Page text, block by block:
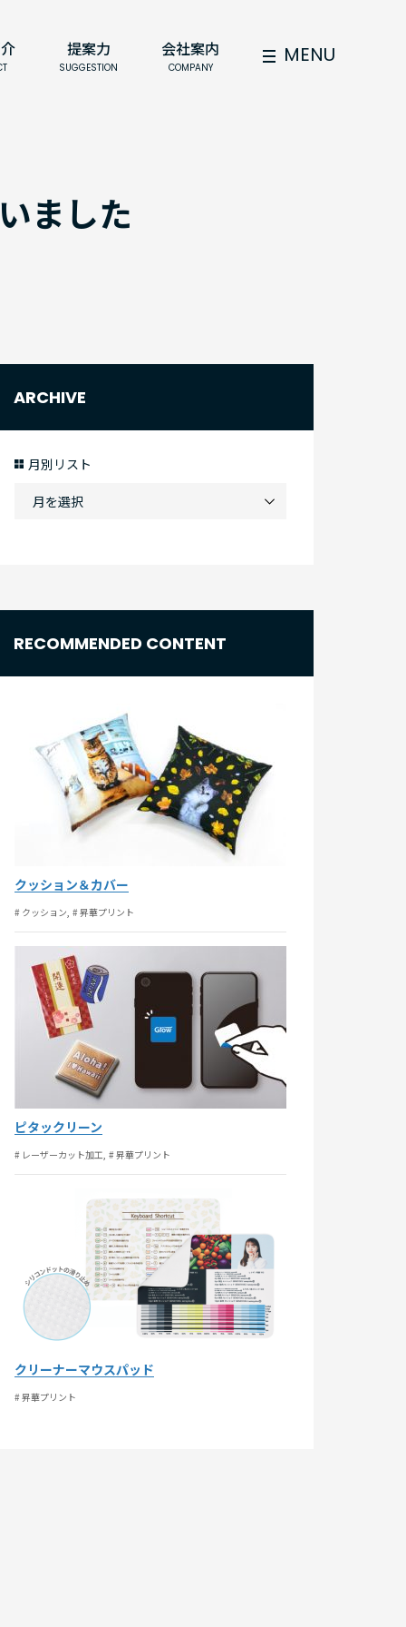
提案力
SUGGESTION
会社案内
COMPANY
MENU
ました
ARCHIVE
月別リスト
RECOMMENDED CONTENT
クッション＆カバー
# クッション # 昇華プリント
ピタックリーン
# レーザーカット加工 # 昇華プリント
クリーナーマウスパッド
# 昇華プリント